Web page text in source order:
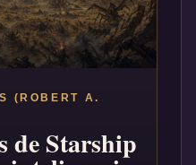
(ROBERT A.
de Starship